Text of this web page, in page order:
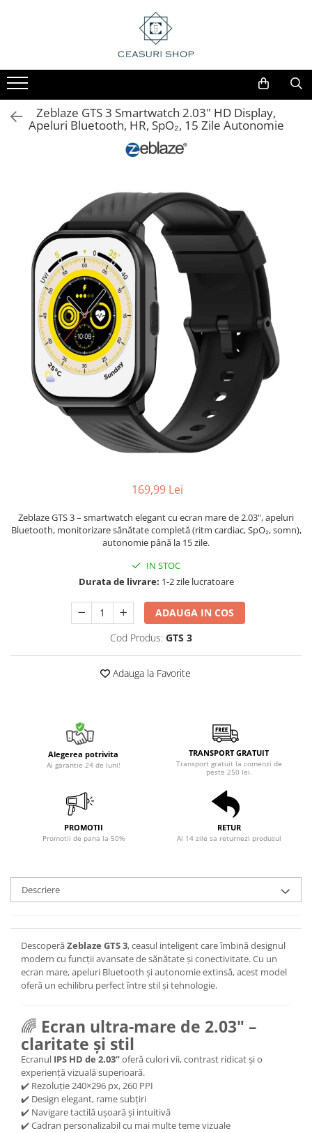
Zeblaze GTS 3 Smartwatch 2.03" HD Display,
Apeluri Bluetooth, HR, SpO₂, 15 Zile Autonomie
169,99 Lei
Zeblaze GTS 3 – smartwatch elegant cu ecran mare de 2.03", apeluri
Bluetooth, monitorizare sănătate completă (ritm cardiac, SpO₂, somn),
autonomie până la 15 zile.
IN STOC
Durata de livrare: 1-2 zile lucratoare
ADAUGA IN COS
Cod Produs: GTS 3
Adauga la Favorite
Alegerea potrivita
Ai garantie 24 de luni!
TRANSPORT GRATUIT
Transport gratuit la comenzi de
peste 250 lei.
PROMOTII
Promotii de pana la 50%
RETUR
Ai 14 zile sa returnezi produsul
Descriere
DescoperăZeblaze GTS 3, ceasul inteligent care îmbină designul
modern cu funcții avansate de sănătate și conectivitate. Cu un
ecran mare, apeluri Bluetooth și autonomie extinsă, acest model
oferă un echilibru perfect între stil și tehnologie.
🌈 Ecran ultra-mare de 2.03" –
claritate și stil
Ecranul IPS HD de 2.03”oferă culori vii, contrast ridicat și o
experiență vizuală superioară.
✔️ Rezoluție 240×296 px, 260 PPI
✔️ Design elegant, rame subțiri
✔️ Navigare tactilă ușoară și intuitivă
✔️ Cadran personalizabil cu mai multe teme vizuale